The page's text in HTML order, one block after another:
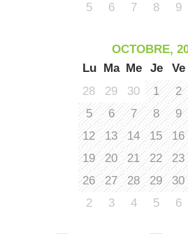
5
6 7 8 9
OCTOBRE,
Lu
Ma Me Je Ve
28
29 30 1 2
5
6 7 8 9
12
13 14 15 16
19
20 21 22 23
26
27 28 29 30
2
3 4 5 6